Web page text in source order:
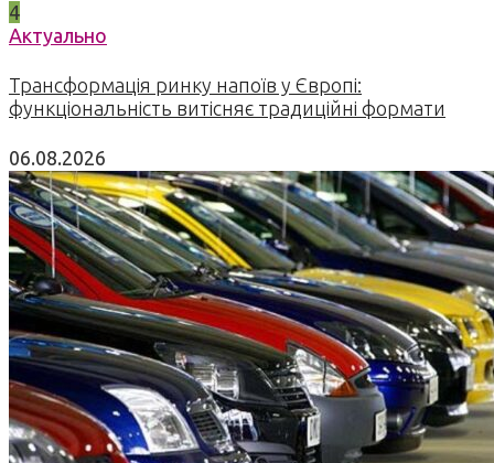
4
Актуально
Трансформація ринку напоїв у Європі:
функціональність витісняє традиційні формати
06.08.2026